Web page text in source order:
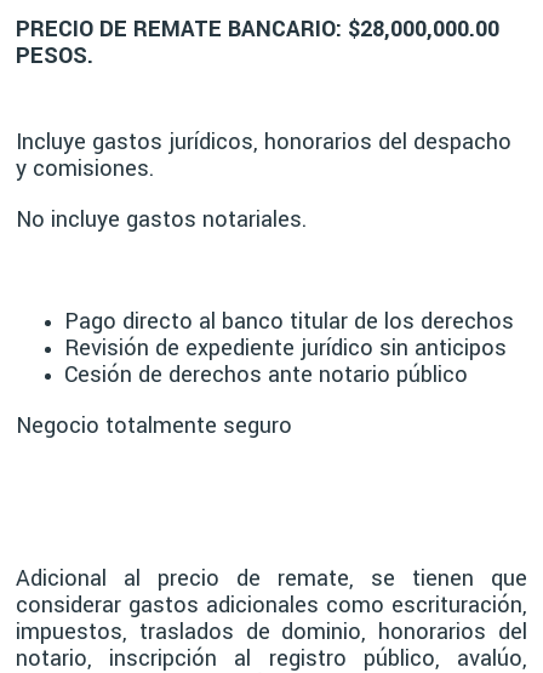
PRECIO DE REMATE BANCARIO: $28,000,000.00
PESOS.
Incluye gastos jurídicos, honorarios del despacho
y comisiones.
No incluye gastos notariales.
Pago directo al banco titular de los derechos
Revisión de expediente jurídico sin anticipos
Cesión de derechos ante notario público
Negocio totalmente seguro
Adicional al precio de remate, se tienen que
considerar gastos adicionales como escrituración,
impuestos, traslados de dominio, honorarios del
notario, inscripción al registro público, avalúo,